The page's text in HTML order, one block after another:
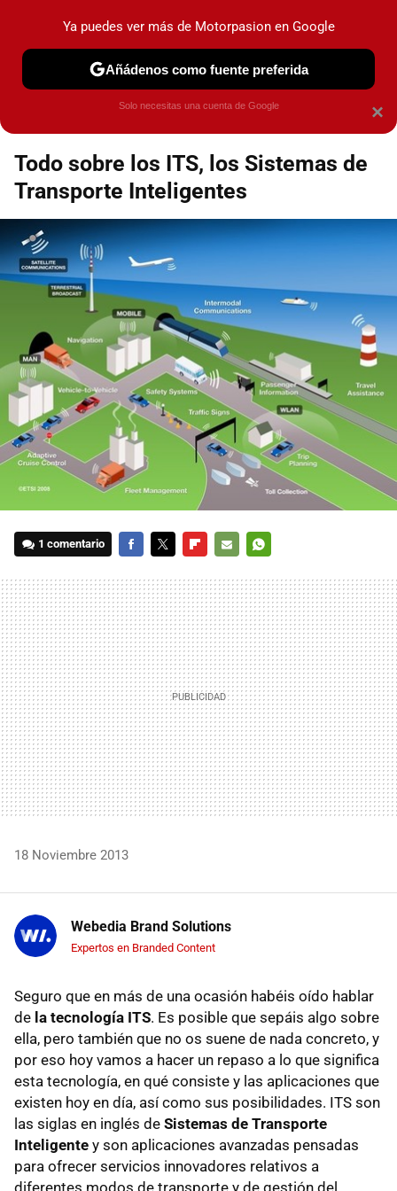
marca que se menciona
Espacio Toyota
Todo sobre los ITS, los Sistemas de
Transporte Inteligentes
1 comentario
MAIL
18 Noviembre 2013
Webedia Brand Solutions
Expertos en Branded Content
Seguro que en más de una ocasión habéis oído hablar
de la tecnología ITS. Es posible que sepáis algo sobre
ella, pero también que no os suene de nada concreto, y
por eso hoy vamos a hacer un repaso a lo que significa
esta tecnología, en qué consiste y las aplicaciones que
existen hoy en día, así como sus posibilidades. ITS son
las siglas en inglés de Sistemas de Transporte
Inteligente y son aplicaciones avanzadas pensadas
para ofrecer servicios innovadores relativos a
diferentes modos de transporte y de gestión del
×
Ya puedes ver más de Motorpasion en Google
Añádenos como fuente preferida
Solo necesitas una cuenta de Google